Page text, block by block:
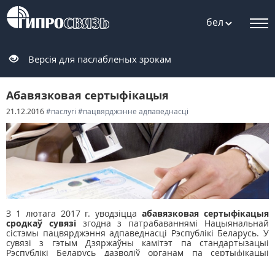
бел
Версія для паслабленых зрокам
Абавязковая сертыфікацыя
21.12.2016#паслугі #пацвярджэнне адпаведнасці
З 1 лютага 2017 г. уводзіццаабавязковая сертыфікацыя
сродкаў сувязізгодна з патрабаваннямі Нацыянальнай
сістэмы пацвярджэння адпаведнасці Рэспублікі Беларусь. У
сувязі з гэтым Дзяржаўны камітэт па стандартызацыі
Рэспублікі Беларусь дазволіў органам па сертыфікацыі